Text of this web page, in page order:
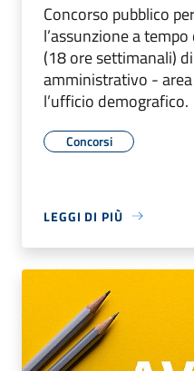
Concorso pubblico
l’assunzione a
(18 ore settimanali)
amministrativo -
l’ufficio demografico.
Concorsi
LEGGI DI PIÙ